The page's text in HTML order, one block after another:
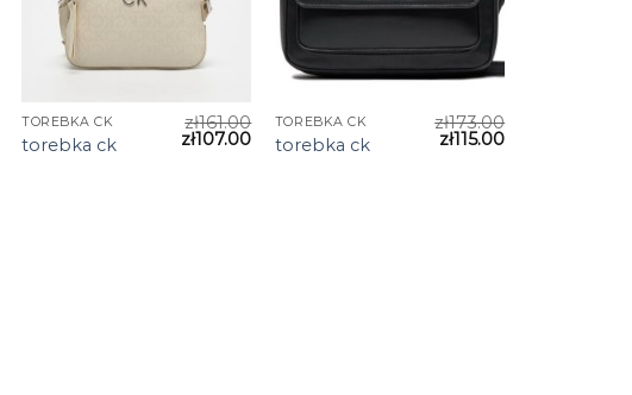
TOREBKA CK
torebka ck
zł161.00
zł107.00
TOREBKA CK
torebka ck
zł173.00
zł115.00